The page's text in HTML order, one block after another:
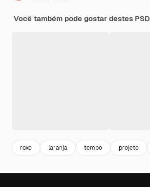
Você também pode gostar destes PSD
roxo laranja tempo projeto